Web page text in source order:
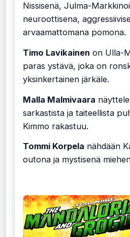
Nissisenä, Julma-
neuroottisena,
arvaamattomana pomona.
Timo Lavikainen on Ulla-
paras ystävä, joka on
yksinkertainen järkäle.
Malla Malmivaara
sarkastista ja taiteellista
Kimmo rakastuu.
Tommi Korpela nähdään
outona ja mystisenä